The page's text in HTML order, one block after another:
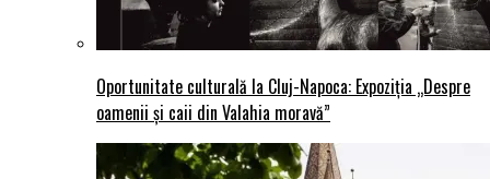
Oportunitate culturală la Cluj-Napoca: Expoziția „Despre
oamenii și caii din Valahia moravă”